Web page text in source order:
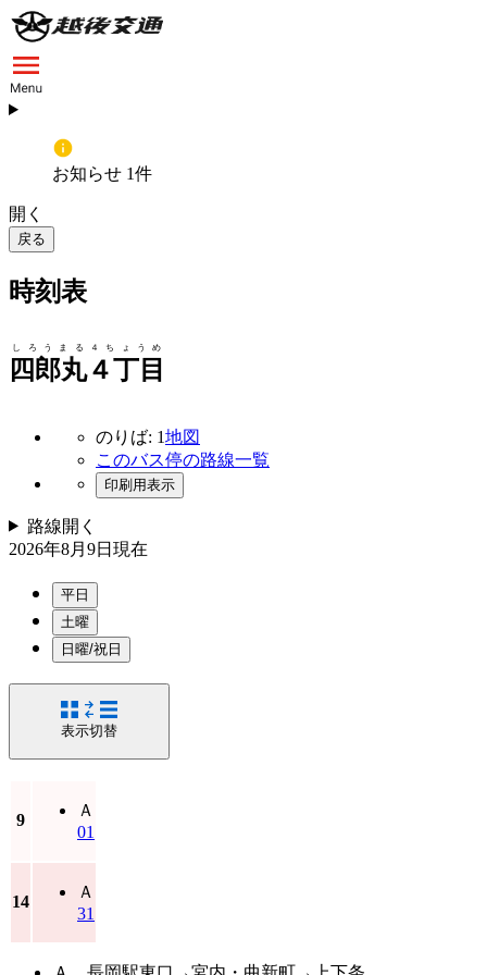
お知らせ 1件
開く
戻る
時刻表
四郎丸４丁目
しろうまる４ちょうめ
のりば: 1地図
このバス停の路線一覧
印刷用表示
路線開く
2026年8月9日 現在
平日
土曜
日曜/祝日
表示切替
9
Ａ
01
14
Ａ
31